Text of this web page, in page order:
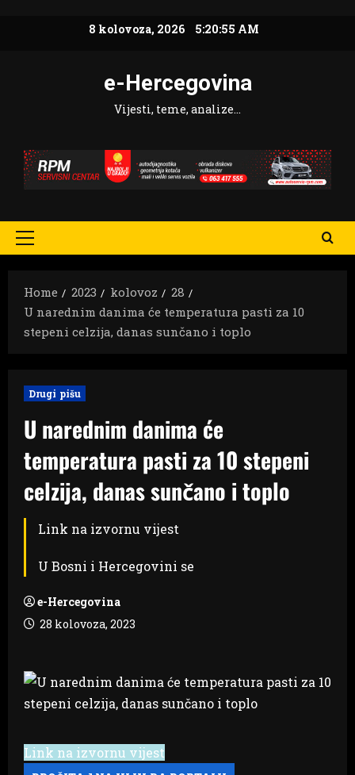
8 kolovoza, 2026 5:20:56 AM
e-Hercegovina
Vijesti, teme, analize…
Primary
Home
2023 kolovoz
28
U narednim danima će temperatura pasti za 10
stepeni celzija, danas sunčano i toplo
Drugi pišu
U narednim danima će
temperatura pasti za 10 stepeni
celzija, danas sunčano i toplo
Link na izvornu vijest
U Bosni i Hercegovini se
e-Hercegovina
28 kolovoza, 2023
Link na izvornu vijest